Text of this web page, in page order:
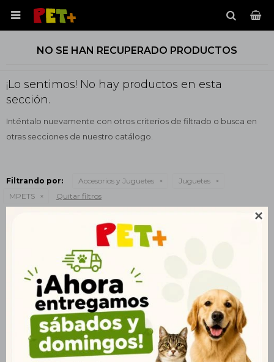


NO SE HAN RECUPERADO PRODUCTOS
¡Lo sentimos! No hay productos en esta
sección.
Inténtalo nuevamente con otros criterios de filtrado o busca en
otras secciones de nuestro catálogo.
Filtrando por: Accesorios y Juguetes
Juguetes
MPETS
Quitar filtros
Te recomendamos quitar: Accesorios y Juguetes